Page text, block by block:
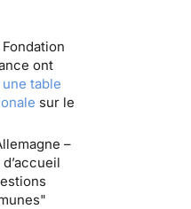
ont
table
sur le
–